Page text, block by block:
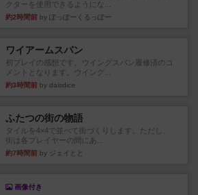
クターを使用できるようにな...
約2時間前 by ぽっぽーくるっぽー
ワイアームスパン
初プレイの感想です。ウイングスパン履修済のコ
メントとなります。ウイング...
約3時間前 by daisdice
ふたつの街の物語
タイルを4×4で並べて街づくりします。ただし、
街は各プレイヤーの間にあ...
約7時間前 by ジェイとと
画像付き